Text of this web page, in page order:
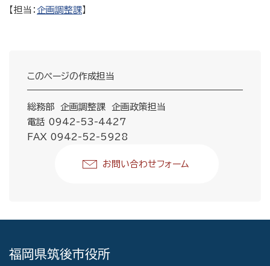
【担当： 企画調整課】
このページの作成担当
総務部 企画調整課 企画政策担当
電話 0942-53-4427
FAX 0942-52-5928
お問い合わせフォーム
福岡県筑後市役所